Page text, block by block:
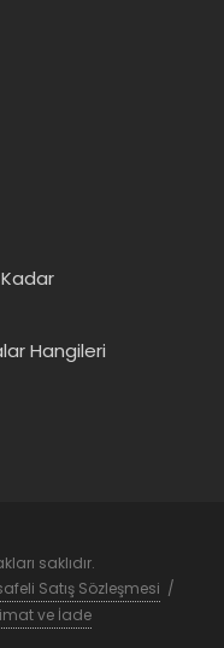
Hangileri
saklıdır.
Satış Sözleşmesi /
ve İade